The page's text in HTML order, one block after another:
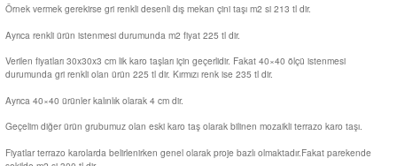
Örnek vermek gerekirse gri renkli desenli dış mekan çini taşı m2 si 213 tl dir.
Ayrıca renkli ürün istenmesi durumunda m2 fiyat 225 tl dir.
Verilen fiyatları 30x30x3 cm lik karo taşları için geçerlidir. Fakat 40×40 ölçü istenmesi
durumunda gri renkli olan ürün 225 tl dir. Kırmızı renk ise 235 tl dir.
Ayrıca 40×40 ürünler kalınlık olarak 4 cm dir.
Geçelim diğer ürün grubumuz olan eski karo taş olarak bilinen mozaikli terrazo karo taşı.
Fiyatlar terrazo karolarda belirlenirken genel olarak proje bazlı olmaktadır.Fakat parekende